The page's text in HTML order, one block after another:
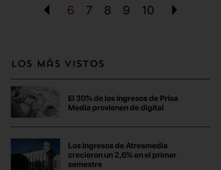
6 7 8 9 10
Los más vistos
El 30% de los ingresos de Prisa
Media provienen de digital
Los ingresos de Atresmedia
crecieron un 2,6% en el primer
semestre